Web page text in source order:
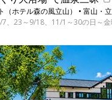
（ホテル森の風立山） • 富山・